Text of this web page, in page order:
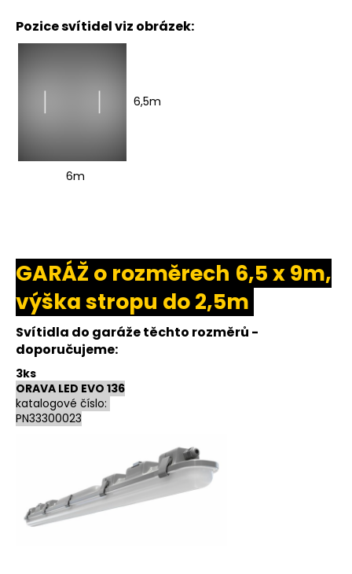
Pozice svítidel viz obrázek:
6,5m
6m
GARÁŽ o rozměrech 6,5 x 9m,
výška stropu do 2,5m
Svítidla do garáže těchto rozměrů -
doporučujeme:
3ks
ORAVA LED EVO 136
katalogové číslo:
PN33300023